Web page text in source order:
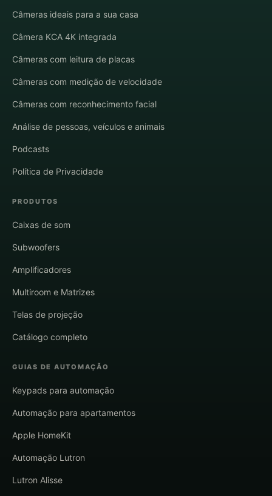
Câmeras ideais para a sua casa
Câmera KCA 4K integrada
Câmeras com leitura de placas
Câmeras com medição de velocidade
Câmeras com reconhecimento facial
Análise de pessoas, veículos e animais
Podcasts
Política de Privacidade
PRODUTOS
Caixas de som
Subwoofers
Amplificadores
Multiroom e Matrizes
Telas de projeção
Catálogo completo
GUIAS DE AUTOMAÇÃO
Keypads para automação
Automação para apartamentos
Apple HomeKit
Automação Lutron
Lutron Alisse